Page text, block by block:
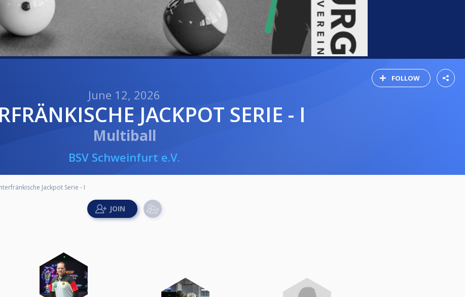
FOLLOW
June 12, 2026
JACKPOT SERIE - I
Multiball
BSV Schweinfurt e.V.
Jackpot Serie - I